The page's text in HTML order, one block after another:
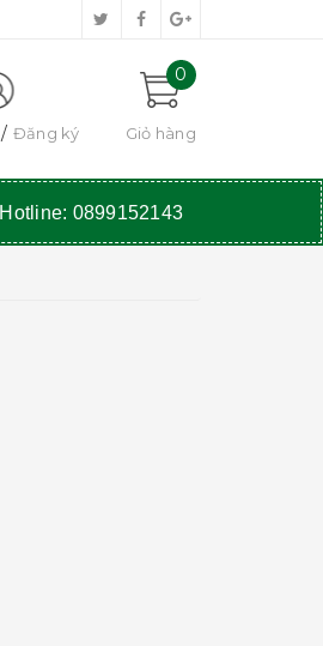
Đăng ký
0
Giỏ hàng
Hotline: 0899152143